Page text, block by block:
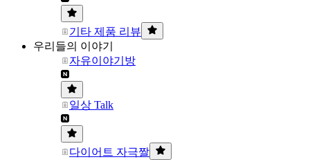
기타 제품 리뷰
우리들의 이야기
자유이야기방
일상 Talk
다이어트 자극짤